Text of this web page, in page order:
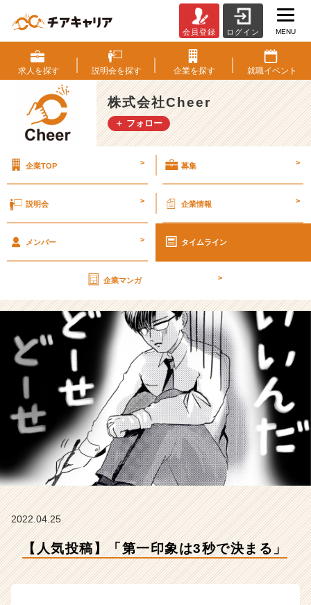
気
投
稿】
「第
一
印
秒
ま
会
社
C
h
e
の
タ
イ
ム
ラ
イ
ン】
|
ャ
ー・
会員登録 ログイン MENU
求人を探す 説明会を探す 企業を探す 就職イベント
株式会社Cheer
＋ フォロー
企業TOP > 募集 >
説明会 > 企業情報 >
メンバー > タイムライン
企業マンガ >
2022.04.25
【人気投稿】「第一印象は3秒で決まる」